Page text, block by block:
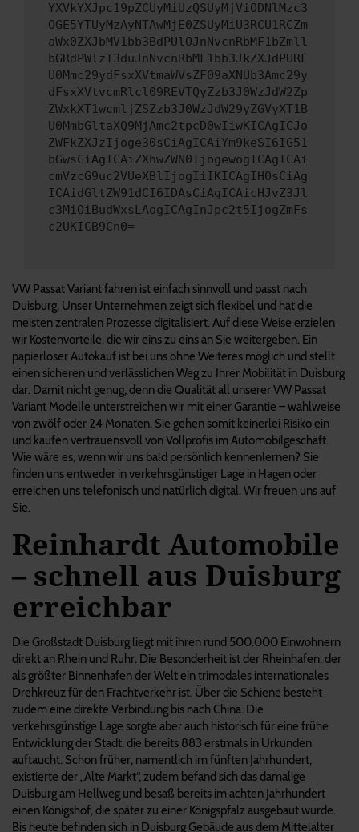
YXVkYXJpc19pZCUyMiUzQSUyMjViODNlMzc3
OGE5YTUyMzAyNTAwMjE0ZSUyMiU3RCU1RCZm
aWx0ZXJbMV1bb3BdPUlOJnNvcnRbMF1bZmll
bGRdPWlzT3duJnNvcnRbMF1bb3JkZXJdPURF
U0Mmc29ydFsxXVtmaWVsZF09aXNUb3Amc29y
dFsxXVtvcmRlcl09REVTQyZzb3J0WzJdW2Zp
ZWxkXT1wcmljZSZzb3J0WzJdW29yZGVyXT1B
U0MmbGltaXQ9MjAmc2tpcD0wIiwKICAgICJo
ZWFkZXJzIjoge30sCiAgICAiYm9keSI6IG51
bGwsCiAgICAiZXhwZWN0IjogewogICAgICAi
cmVzcG9uc2VUeXBlIjogIiIKICAgIH0sCiAg
ICAidGltZW91dCI6IDAsCiAgICAicHJvZ3Jl
c3MiOiBudWxsLAogICAgInJpc2t5IjogZmFs
c2UKICB9Cn0=
VW Passat Variant fahren ist einfach sinnvoll und passt nach
Duisburg. Unser Unternehmen zeigt sich flexibel und hat die
meisten zentralen Prozesse digitalisiert. Auf diese Weise erzielen
wir Kostenvorteile, die wir eins zu eins an Sie weitergeben. Ein
papierloser Autokauf ist bei uns ohne Weiteres möglich und stellt
einen sicheren und verlässlichen Weg zu Ihrer Mobilität in Duisburg
dar. Damit nicht genug, denn die Qualität all unserer VW Passat
Variant Modelle unterstreichen wir mit einer Garantie – wahlweise
von zwölf oder 24 Monaten. Sie gehen somit keinerlei Risiko ein
und kaufen vertrauensvoll von Vollprofis im Automobilgeschäft.
Wie wäre es, wenn wir uns bald persönlich kennenlernen? Sie
finden uns entweder in verkehrsgünstiger Lage in Hagen oder
erreichen uns telefonisch und natürlich digital. Wir freuen uns auf
Sie.
Reinhardt Automobile
– schnell aus Duisburg
erreichbar
Die Großstadt Duisburg liegt mit ihren rund 500.000 Einwohnern
direkt an Rhein und Ruhr. Die Besonderheit ist der Rheinhafen, der
als größter Binnenhafen der Welt ein trimodales internationales
Drehkreuz für den Frachtverkehr ist. Über die Schiene besteht
zudem eine direkte Verbindung bis nach China. Die
verkehrsgünstige Lage sorgte aber auch historisch für eine frühe
Entwicklung der Stadt, die bereits 883 erstmals in Urkunden
auftaucht. Schon früher, namentlich im fünften Jahrhundert,
existierte der „Alte Markt“, zudem befand sich das damalige
Duisburg am Hellweg und besaß bereits im achten Jahrhundert
einen Königshof, die später zu einer Königspfalz ausgebaut wurde.
Bis heute befinden sich in Duisburg Gebäude aus dem Mittelalter